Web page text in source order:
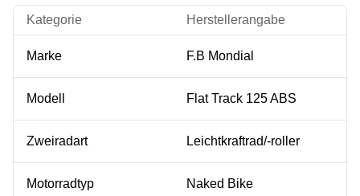
Kategorie Herstellerangabe
Marke F.B Mondial
Modell Flat Track 125 ABS
Zweiradart Leichtkraftrad/-roller
Motorradtyp Naked Bike